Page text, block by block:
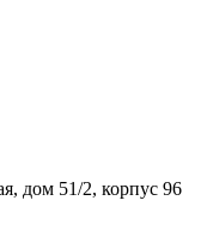
дом 51/2, корпус 96